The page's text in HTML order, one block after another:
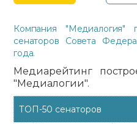
Компания "Медиалогия"
сенаторов Совета
года.
Медиарейтинг
"Медиалогии".
ТОП-50 сенаторов